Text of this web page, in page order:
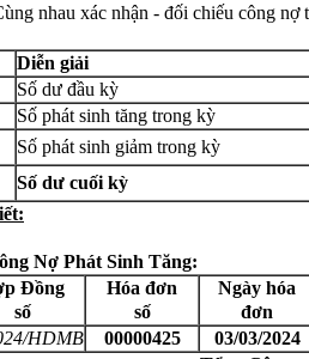
nhau xác nhận - đối chiếu công nợ
Diễn giải
Số dư đầu kỳ
Số phát sinh tăng trong kỳ
Số phát sinh giảm trong kỳ
Số dư cuối kỳ
Nợ Phát Sinh Tăng:
Đồng
số
Hóa đơn
số
Ngày hóa
đơn
HDMB
00000425 03/03/2024